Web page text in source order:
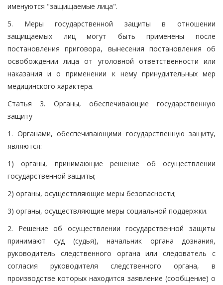
именуются "защищаемые лица".
5. Меры государственной защиты в отношении
защищаемых лиц могут быть применены после
постановления приговора, вынесения постановления об
освобождении лица от уголовной ответственности или
наказания и о применении к нему принудительных мер
медицинского характера.
Статья 3. Органы, обеспечивающие государственную
защиту
1. Органами, обеспечивающими государственную защиту,
являются:
1) органы, принимающие решение об осуществлении
государственной защиты;
2) органы, осуществляющие меры безопасности;
3) органы, осуществляющие меры социальной поддержки.
2. Решение об осуществлении государственной защиты
принимают суд (судья), начальник органа дознания,
руководитель следственного органа или следователь с
согласия руководителя следственного органа, в
производстве которых находится заявление (сообщение) о